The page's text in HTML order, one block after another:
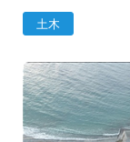
土木